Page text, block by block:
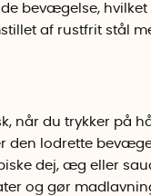
bevægelse,
af rustfrit stål
når du trykker på
den lodrette
dej, æg eller
og gør